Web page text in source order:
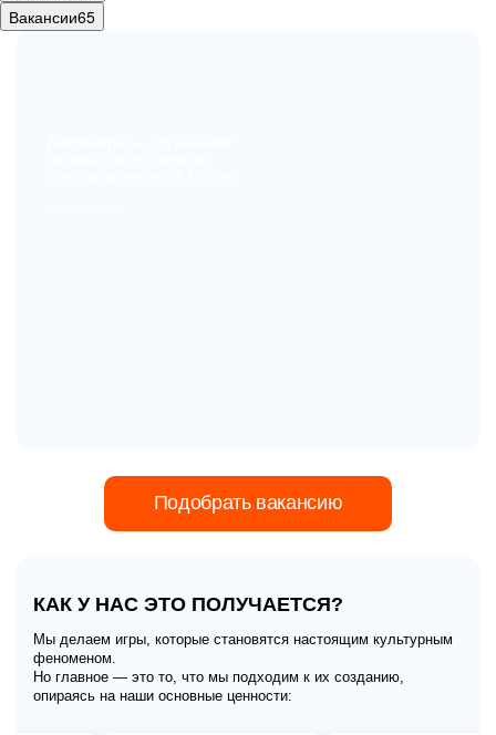
Вакансии65
Подобрать вакансию
КАК У НАС ЭТО ПОЛУЧАЕТСЯ?
Мы делаем игры, которые становятся настоящим культурным
феноменом.
Но главное — это то, что мы подходим к их созданию,
опираясь на наши основные ценности: